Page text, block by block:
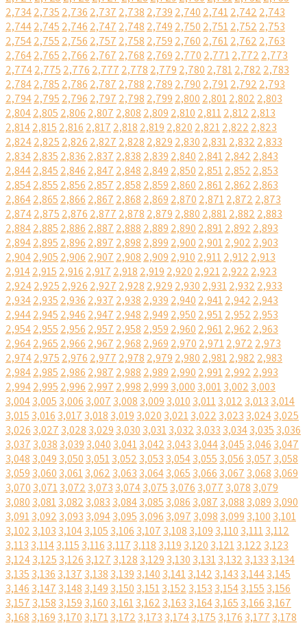
2,7342,735 2,736 2,737 2,738 2,739 2,740 2,7412,742 2,743
2,7442,745 2,746 2,747 2,748 2,749 2,750 2,7512,752 2,753
2,7542,755 2,756 2,757 2,758 2,759 2,760 2,7612,762 2,763
2,7642,765 2,766 2,767 2,768 2,769 2,770 2,7712,772 2,773
2,7742,775 2,776 2,777 2,778 2,779 2,780 2,7812,782 2,783
2,7842,785 2,786 2,787 2,788 2,789 2,790 2,7912,792 2,793
2,7942,795 2,796 2,797 2,798 2,799 2,800 2,8012,802 2,803
2,8042,805 2,806 2,807 2,808 2,809 2,810 2,8112,812 2,813
2,8142,815 2,816 2,817 2,818 2,819 2,820 2,8212,822 2,823
2,8242,825 2,826 2,827 2,828 2,829 2,830 2,8312,832 2,833
2,8342,835 2,836 2,837 2,838 2,839 2,840 2,8412,842 2,843
2,8442,845 2,846 2,847 2,848 2,849 2,850 2,8512,852 2,853
2,8542,855 2,856 2,857 2,858 2,859 2,860 2,8612,862 2,863
2,8642,865 2,866 2,867 2,868 2,869 2,870 2,8712,872 2,873
2,8742,875 2,876 2,877 2,878 2,879 2,880 2,8812,882 2,883
2,8842,885 2,886 2,887 2,888 2,889 2,890 2,8912,892 2,893
2,8942,895 2,896 2,897 2,898 2,899 2,900 2,9012,902 2,903
2,9042,905 2,906 2,907 2,908 2,909 2,910 2,9112,912 2,913
2,9142,915 2,916 2,917 2,918 2,919 2,920 2,9212,922 2,923
2,9242,925 2,926 2,927 2,928 2,929 2,930 2,9312,932 2,933
2,9342,935 2,936 2,937 2,938 2,939 2,940 2,9412,942 2,943
2,9442,945 2,946 2,947 2,948 2,949 2,950 2,9512,952 2,953
2,9542,955 2,956 2,957 2,958 2,959 2,960 2,9612,962 2,963
2,9642,965 2,966 2,967 2,968 2,969 2,970 2,9712,972 2,973
2,9742,975 2,976 2,977 2,978 2,979 2,980 2,9812,982 2,983
2,9842,985 2,986 2,987 2,988 2,989 2,990 2,9912,992 2,993
2,9942,995 2,996 2,997 2,998 2,999 3,000 3,0013,002 3,003
3,0043,005 3,006 3,007 3,008 3,009 3,010 3,0113,012 3,013 3,014
3,015 3,016 3,017 3,018 3,019 3,020 3,0213,022 3,023 3,0243,025
3,026 3,027 3,028 3,029 3,030 3,0313,032 3,033 3,0343,035 3,036
3,037 3,038 3,039 3,040 3,0413,042 3,043 3,0443,045 3,046 3,047
3,048 3,049 3,050 3,0513,052 3,053 3,0543,055 3,056 3,057 3,058
3,059 3,060 3,0613,062 3,063 3,0643,065 3,066 3,067 3,068 3,069
3,070 3,0713,072 3,073 3,0743,075 3,076 3,077 3,078 3,079
3,080 3,0813,082 3,083 3,0843,085 3,086 3,087 3,088 3,089 3,090
3,0913,092 3,093 3,0943,095 3,096 3,097 3,098 3,099 3,100 3,101
3,102 3,103 3,1043,105 3,106 3,107 3,108 3,109 3,110 3,1113,112
3,113 3,1143,115 3,116 3,117 3,118 3,119 3,120 3,1213,122 3,123
3,1243,125 3,126 3,127 3,128 3,129 3,130 3,1313,132 3,133 3,134
3,135 3,136 3,137 3,138 3,139 3,140 3,1413,142 3,143 3,1443,145
3,146 3,147 3,148 3,149 3,150 3,1513,152 3,153 3,1543,155 3,156
3,157 3,158 3,159 3,160 3,1613,162 3,163 3,1643,165 3,166 3,167
3,168 3,169 3,170 3,1713,172 3,173 3,1743,175 3,176 3,177 3,178